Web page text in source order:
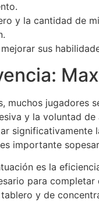
y la cantidad de
sus
muchos jugadores
y la voluntad
importante
es la
para
y de